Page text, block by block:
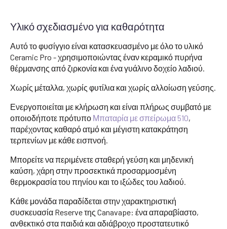
Υλικό σχεδιασμένο για καθαρότητα
Αυτό το φυσίγγιο είναι κατασκευασμένο με όλο το υλικό
Ceramic Pro - χρησιμοποιώντας έναν κεραμικό πυρήνα
θέρμανσης από ζιρκονία και ένα γυάλινο δοχείο λαδιού.
Χωρίς μέταλλα, χωρίς φυτίλια και χωρίς αλλοίωση γεύσης.
Ενεργοποιείται με κλήρωση και είναι πλήρως συμβατό με
οποιοδήποτε πρότυπο Μπαταρία με σπείρωμα 510,
παρέχοντας καθαρό ατμό και μέγιστη κατακράτηση
τερπενίων με κάθε εισπνοή.
Μπορείτε να περιμένετε σταθερή γεύση και μηδενική
καύση, χάρη στην προσεκτικά προσαρμοσμένη
θερμοκρασία του πηνίου και το ιξώδες του λαδιού.
Κάθε μονάδα παραδίδεται στην χαρακτηριστική
συσκευασία Reserve της Canavape: ένα απαραβίαστο,
ανθεκτικό στα παιδιά και αδιάβροχο προστατευτικό